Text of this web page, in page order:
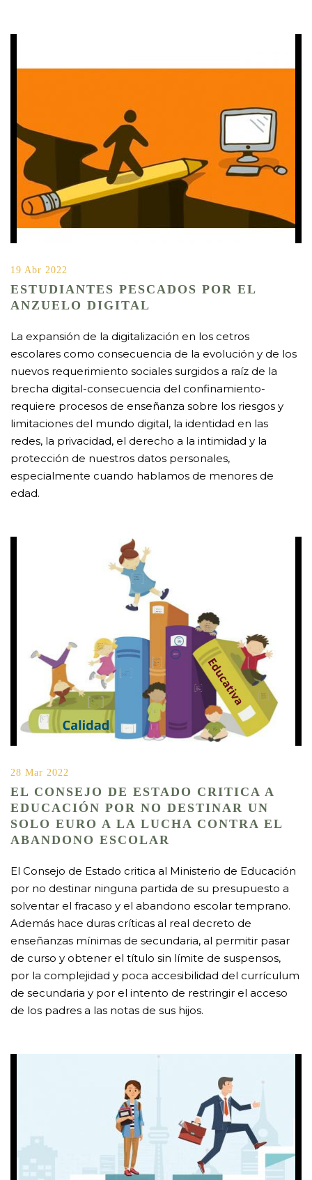
19 Abr 2022
ESTUDIANTES PESCADOS POR EL
ANZUELO DIGITAL
La expansión de la digitalización en los cetros
escolares como consecuencia de la evolución y de los
nuevos requerimiento sociales surgidos a raíz de la
brecha digital-consecuencia del confinamiento-
requiere procesos de enseñanza sobre los riesgos y
limitaciones del mundo digital, la identidad en las
redes, la privacidad, el derecho a la intimidad y la
protección de nuestros datos personales,
especialmente cuando hablamos de menores de
edad.
28 Mar 2022
EL CONSEJO DE ESTADO CRITICA A
EDUCACIÓN POR NO DESTINAR UN
SOLO EURO A LA LUCHA CONTRA EL
ABANDONO ESCOLAR
El Consejo de Estado critica al Ministerio de Educación
por no destinar ninguna partida de su presupuesto a
solventar el fracaso y el abandono escolar temprano.
Además hace duras críticas al real decreto de
enseñanzas mínimas de secundaria, al permitir pasar
de curso y obtener el título sin límite de suspensos,
por la complejidad y poca accesibilidad del currículum
de secundaria y por el intento de restringir el acceso
de los padres a las notas de sus hijos.